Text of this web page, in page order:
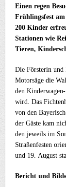
Einen regen
Frühlingsfest
200 Kinder
Stationen wie
Tieren,
Die Försterin
Motorsäge die
den
wird. Das
von den
der Gäste kam
den jeweils im
Straßenfesten
und 19. August
Bericht und